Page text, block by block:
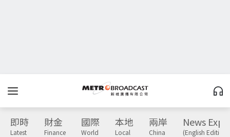
即時
Latest
財金
Finance
國際
World
本地
Local
兩岸
China
News
(English Edition)